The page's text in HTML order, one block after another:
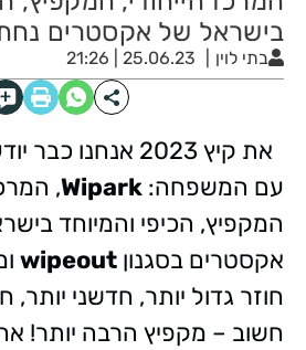
בישראל של אקסטרים
בתי לוין 25.06.23 | 21:26
את קיץ 2023 אנחנו
עם המשפחה: Wipark
,
המקפיץ, הכיפי והמיוחד
אקסטרים בסגנון wipeout
חוזר גדול יותר, חדשני יותר,
חשוב – מקפיץ הרבה יותר!